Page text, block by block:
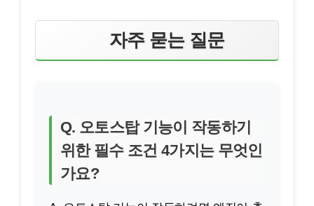
자주 묻는 질문
Q. 오토스탑 기능이 작동하기
위한 필수 조건 4가지는 무엇인
가요?